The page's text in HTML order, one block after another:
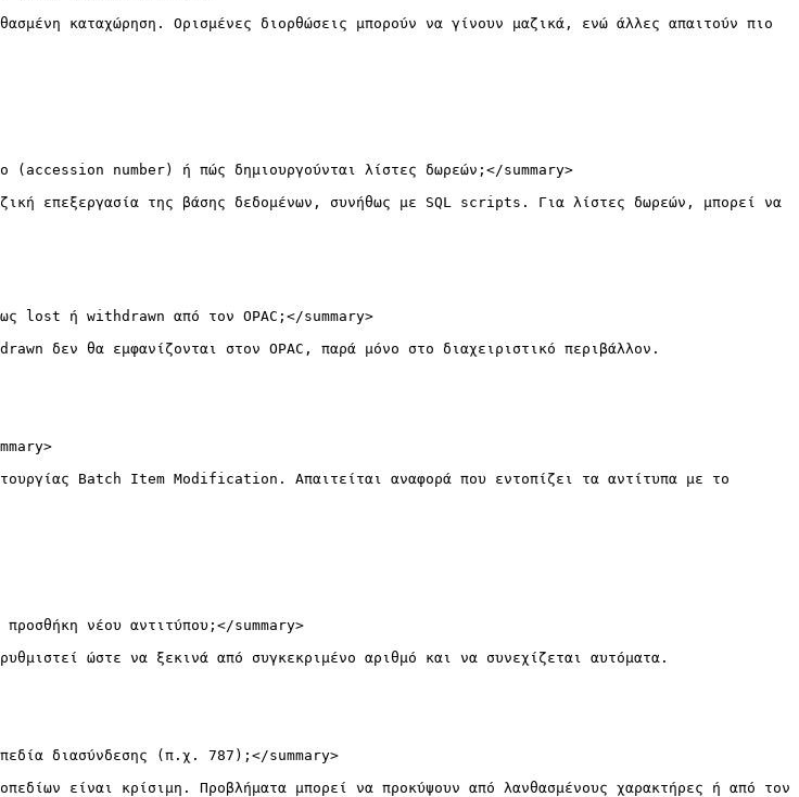
καταχώρηση. Ορισμένες διορθώσεις μπορούν να γίνουν μαζικά, ενώ άλλες απαιτούν πιο
(accession number) ή πώς δημιουργούνται λίστες δωρεών;</summary>
επεξεργασία της βάσης δεδομένων, συνήθως με SQL scripts. Για λίστες δωρεών, μπορεί να
ως lost ή withdrawn από τον OPAC;</summary>
δεν θα εμφανίζονται στον OPAC, παρά μόνο στο διαχειριστικό περιβάλλον.
Batch Item Modification. Απαιτείται αναφορά που εντοπίζει τα αντίτυπα με το
νέου αντιτύπου;</summary>
ώστε να ξεκινά από συγκεκριμένο αριθμό και να συνεχίζεται αυτόματα.
πεδία διασύνδεσης (π.χ. 787);</summary>
είναι κρίσιμη. Προβλήματα μπορεί να προκύψουν από λανθασμένους χαρακτήρες ή από τον